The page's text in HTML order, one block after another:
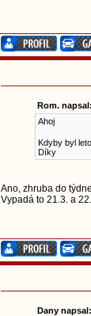
Rom. napsal:
Ahoj
Kdyby byl
Díky
Ano, zhruba do
Vypadá to 21.3. a
Dany napsal: